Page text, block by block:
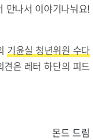
만나서 이야기나눠요!
기윤실 청년위원 수다
은 레터 하단의 피드
몬드 드림